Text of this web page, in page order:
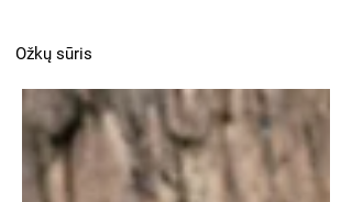
Ožkų sūris